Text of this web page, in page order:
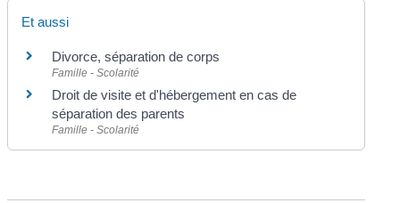
Et aussi
Divorce, séparation de corps
Famille - Scolarité
Droit de visite et d'hébergement en cas de
séparation des parents
Famille - Scolarité